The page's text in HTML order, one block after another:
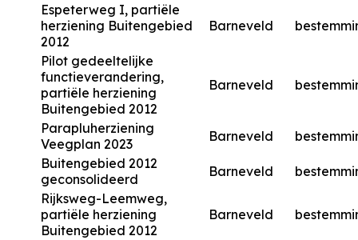
Espeterweg I, partiële
herziening Buitengebied
2012
Barneveld
Pilot gedeeltelijke
functieverandering,
partiële herziening
Buitengebied 2012
Barneveld
Parapluherziening
Veegplan 2023
Barneveld
Buitengebied 2012
geconsolideerd
Barneveld
Rijksweg-Leemweg,
partiële herziening
Buitengebied 2012
Barneveld